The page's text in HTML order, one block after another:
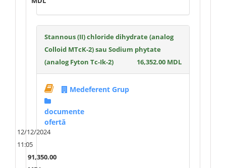
Stannous (II) chloride dihydrate (analog
Colloid MTcK-2) sau Sodium phytate
(analog Fyton Tc-Ik-2)
16,352.00 MDL
Medeferent Grup
documente
ofertă
12/12/2024
11:05
91,350.00